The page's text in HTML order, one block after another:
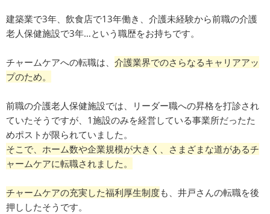
建築業で3年、飲食店で13年働き、介護未経験から前職の介護
老人保健施設で3年…という職歴をお持ちです。
チャームケアへの転職は、 介護業界でのさらなるキャリアアッ
プのため。
前職の介護老人保健施設では、リーダー職への昇格を打診され
ていたそうですが、1施設のみを経営している事業所だったた
めポストが限られていました。
そこで、ホーム数や企業規模が大きく、さまざまな道があるチ
ャームケアに転職されました。
チャームケアの充実した福利厚生制度も、井戸さんの転職を後
押ししたそうです。